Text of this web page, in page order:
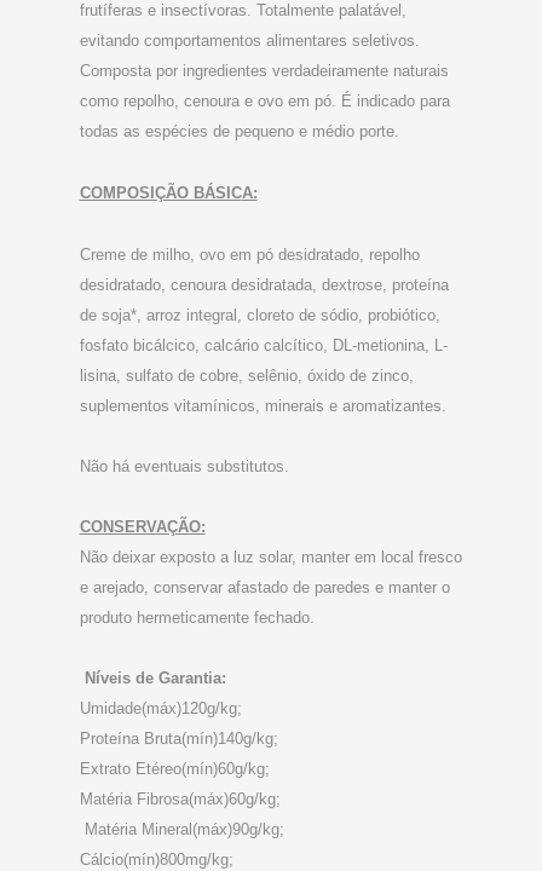
frutíferas e insectívoras. Totalmente palatável,
evitando comportamentos alimentares seletivos.
Composta por ingredientes verdadeiramente naturais
como repolho, cenoura e ovo em pó. É indicado para
todas as espécies de pequeno e médio porte.
COMPOSIÇÃO BÁSICA:
Creme de milho, ovo em pó desidratado, repolho
desidratado, cenoura desidratada, dextrose, proteína
de soja*, arroz integral, cloreto de sódio, probiótico,
fosfato bicálcico, calcário calcítico, DL-metionina, L-
lisina, sulfato de cobre, selênio, óxido de zinco,
suplementos vitamínicos, minerais e aromatizantes.
Não há eventuais substitutos.
CONSERVAÇÃO:
Não deixar exposto a luz solar, manter em local fresco
e arejado, conservar afastado de paredes e manter o
produto hermeticamente fechado.
Níveis de Garantia:
Umidade(máx)120g/kg;
Proteína Bruta(mín)140g/kg;
Extrato Etéreo(mín)60g/kg;
Matéria Fibrosa(máx)60g/kg;
Matéria Mineral(máx)90g/kg;
Cálcio(mín)800mg/kg;